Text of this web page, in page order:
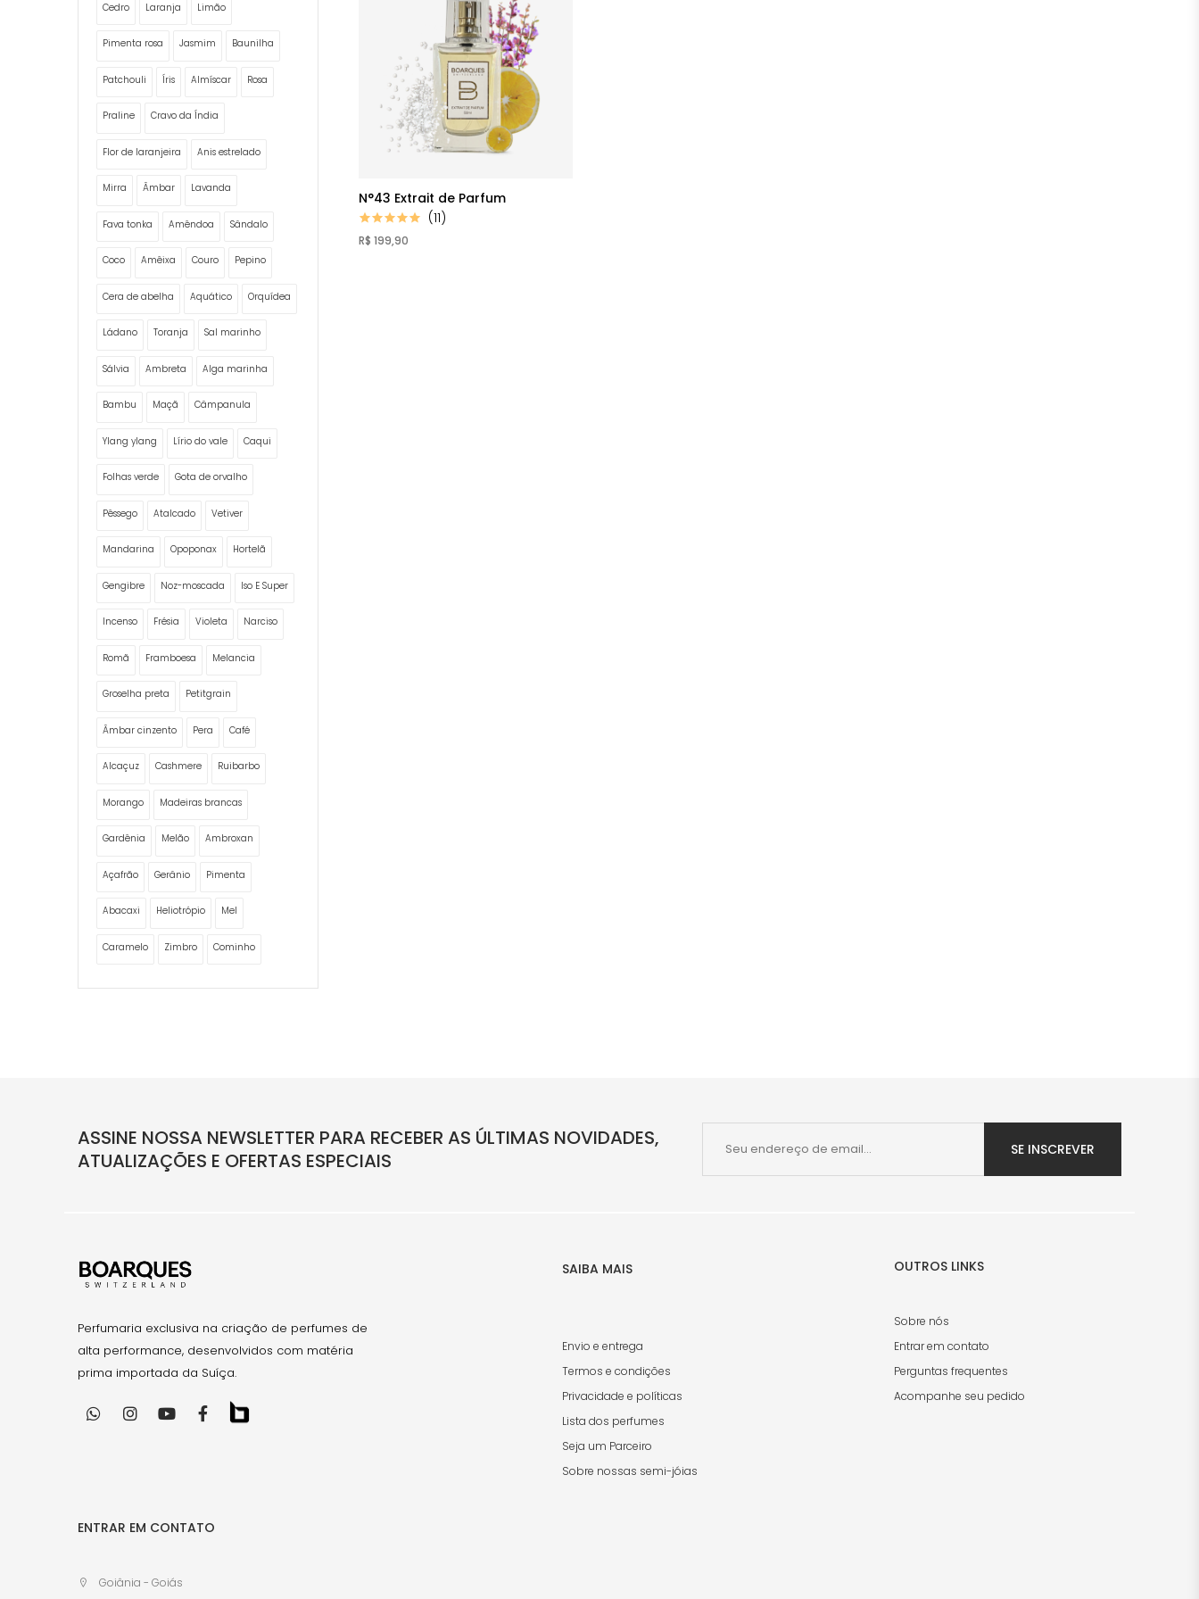
Cedro Laranja Limão
Pimenta rosa Jasmim Baunilha
Patchouli Íris Almíscar Rosa
Praline Cravo da Índia
Flor de laranjeira Anis estrelado
Mirra Âmbar Lavanda
Fava tonka Amêndoa Sândalo
Coco Amêixa Couro Pepino
Cera de abelha Aquático Orquídea
Ládano Toranja Sal marinho
Sálvia Ambreta Alga marinha
Bambu Maçã Câmpanula
Ylang ylang Lírio do vale Caqui
Folhas verde Gota de orvalho
Pêssego Atalcado Vetiver
Mandarina Opoponax Hortelã
Gengibre Noz-moscada Iso E Super
Incenso Frésia Violeta Narciso
Romã Framboesa Melancia
Groselha preta Petitgrain
Âmbar cinzento Pera Café
Alcaçuz Cashmere Ruibarbo
Morango Madeiras brancas
Gardênia Melão Ambroxan
Açafrão Gerânio Pimenta
Abacaxi Heliotrópio Mel
Caramelo Zimbro Cominho
N°43 Extrait de Parfum
(11)
R$ 199,90
ASSINE NOSSA NEWSLETTER PARA RECEBER AS ÚLTIMAS NOVIDADES,
ATUALIZAÇÕES E OFERTAS ESPECIAIS
SE INSCREVER
Perfumaria exclusiva na criação de perfumes de
alta performance, desenvolvidos com matéria
prima importada da Suíça.
SAIBA MAIS
Envio e entrega
Termos e condições
Privacidade e políticas
Lista dos perfumes
Seja um Parceiro
Sobre nossas semi-jóias
OUTROS LINKS
Sobre nós
Entrar em contato
Perguntas frequentes
Acompanhe seu pedido
ENTRAR EM CONTATO
Goiânia - Goiás